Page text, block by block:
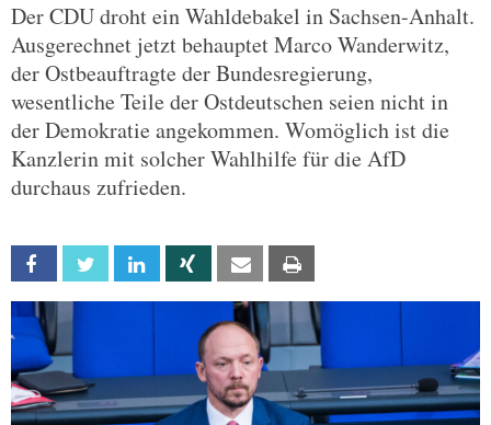
Der CDU droht ein Wahldebakel in Sachsen-Anhalt.
Ausgerechnet jetzt behauptet Marco Wanderwitz,
der Ostbeauftragte der Bundesregierung,
wesentliche Teile der Ostdeutschen seien nicht in
der Demokratie angekommen. Womöglich ist die
Kanzlerin mit solcher Wahlhilfe für die AfD
durchaus zufrieden.
Facebook Twitter Linkedin Xing Email